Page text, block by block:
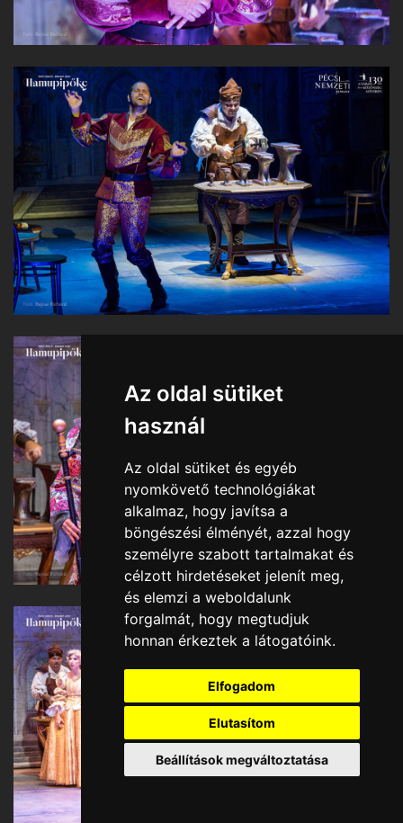
Az oldal sütiket
használ
Az oldal sütiket és egyéb
nyomkövető technológiákat
alkalmaz, hogy javítsa a
böngészési élményét, azzal hogy
személyre szabott tartalmakat és
célzott hirdetéseket jelenít meg,
és elemzi a weboldalunk
forgalmát, hogy megtudjuk
honnan érkeztek a látogatóink.
Elfogadom
Elutasítom
Beállítások megváltoztatása